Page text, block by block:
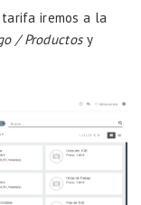
iremos a la
/ Productos y